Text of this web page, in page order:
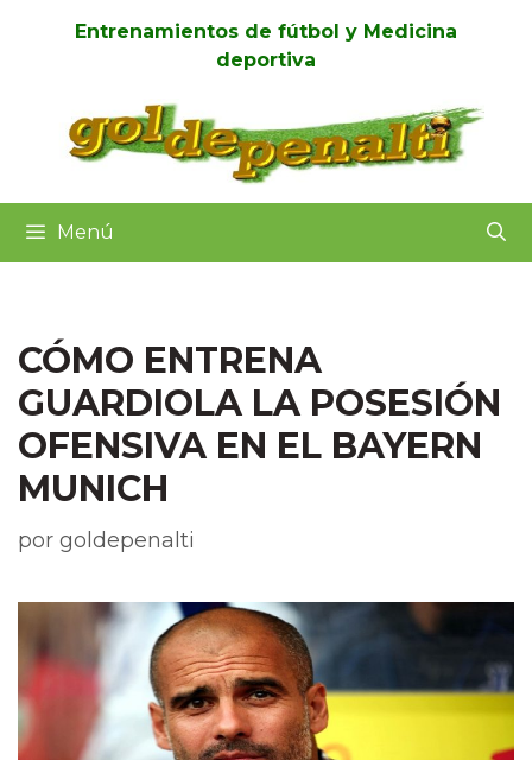
Entrenamientos de fútbol y Medicina
deportiva
Menú
CÓMO ENTRENA
GUARDIOLA LA POSESIÓN
OFENSIVA EN EL BAYERN
MUNICH
por goldepenalti